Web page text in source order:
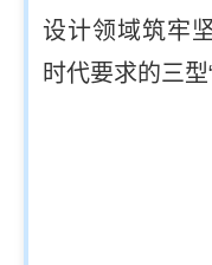
设计领域筑牢
时代要求的三型